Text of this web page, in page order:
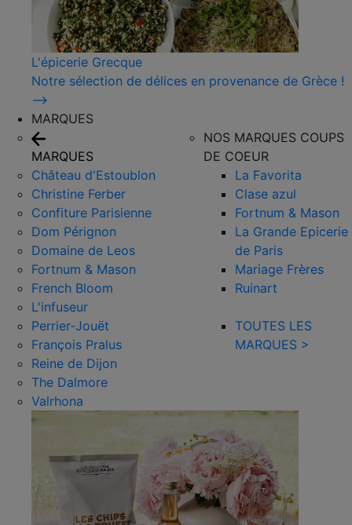
L'épicerie Grecque
Notre sélection de délices en provenance de Grèce !
⟶
MARQUES
MARQUES
Château d'Estoublon
Christine Ferber
Confiture Parisienne
Dom Pérignon
Domaine de Leos
Fortnum & Mason
French Bloom
L'infuseur
Perrier-Jouët
François Pralus
Reine de Dijon
The Dalmore
Valrhona
NOS MARQUES COUPS
DE COEUR
La Favorita
Clase azul
Fortnum & Mason
La Grande Epicerie
de Paris
Mariage Frères
Ruinart
TOUTES LES
MARQUES >